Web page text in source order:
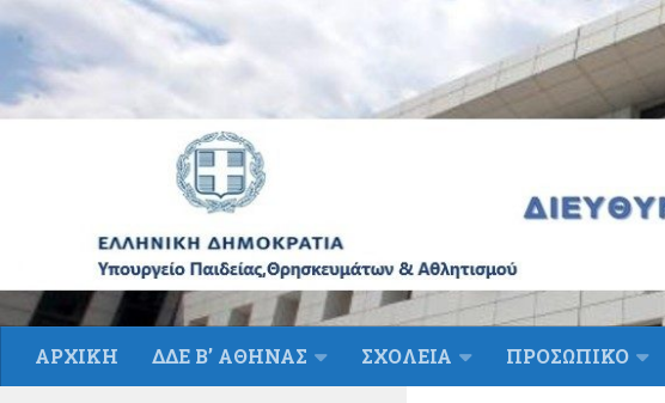
Skip to content
ΑΡΧΙΚΗ ΔΔΕ Β’ ΑΘΗΝΑΣ ΣΧΟΛΕΙΑ ΠΡΟΣΩΠΙΚΟ